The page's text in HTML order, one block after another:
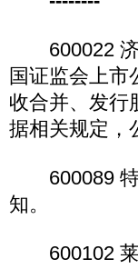
600022 济
国证监会上市
收合并、发行
据相关规定，
600089 特
知。
600102 莱